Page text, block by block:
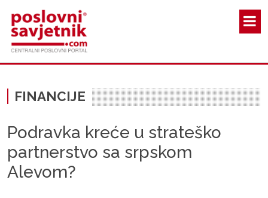
FINANCIJE
Podravka kreće u strateško
partnerstvo sa srpskom
Alevom?